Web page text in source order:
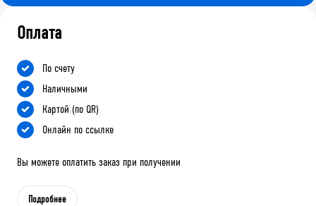
Оплата
По счету
Наличными
Картой (по QR)
Онлайн по ссылке
Вы можете оплатить заказ при получении
Подробнее